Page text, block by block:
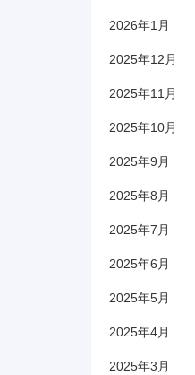
2026年1月
2025年12月
2025年11月
2025年10月
2025年9月
2025年8月
2025年7月
2025年6月
2025年5月
2025年4月
2025年3月